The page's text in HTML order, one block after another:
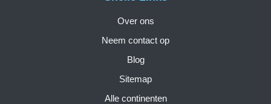
Over ons
Neem contact op
Blog
Sitemap
Alle continenten